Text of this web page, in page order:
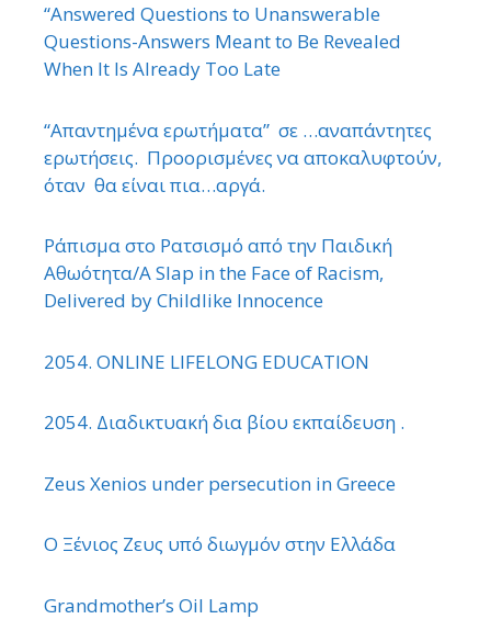
“Answered Questions to Unanswerable
Questions-Answers Meant to Be Revealed
When It Is Already Too Late
“Απαντημένα ερωτήματα” σε …αναπάντητες
ερωτήσεις. Προορισμένες να αποκαλυφτούν,
όταν θα είναι πια…αργά.
Ράπισμα στο Ρατσισμό από την Παιδική
Αθωότητα/A Slap in the Face of Racism,
Delivered by Childlike Innocence
2054. ONLINE LIFELONG EDUCATION
2054. Διαδικτυακή δια βίου εκπαίδευση .
Zeus Xenios under persecution in Greece
Ο Ξένιος Ζευς υπό διωγμόν στην Ελλάδα
Grandmother’s Oil Lamp